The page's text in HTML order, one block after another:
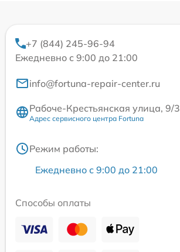
+7 (844) 245-96-94
Ежедневно с 9:00 до 21:00
info@fortuna-repair-center.ru
Рабоче-Крестьянская улица, 9/3
Адрес сервисного центра Fortuna
Режим работы:
Ежедневно с 9:00 до 21:00
Способы оплаты